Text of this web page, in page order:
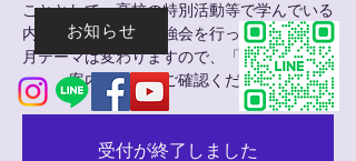
こととして、高校の特別活動等で学んでいる
内容を取り上げて勉強会を行っています。毎
月テーマは変わりますので、「フラッペ」の
案内ページでご確認ください。
受付が終了しました
お知らせ